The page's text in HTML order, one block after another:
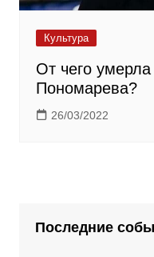
Культура
От чего
Пономарева?
26/03/2022
Последние